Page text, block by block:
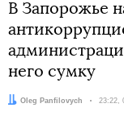
В Запорожье
него сумку
Автор:
Oleg Panfilovych Дата:
23:22,